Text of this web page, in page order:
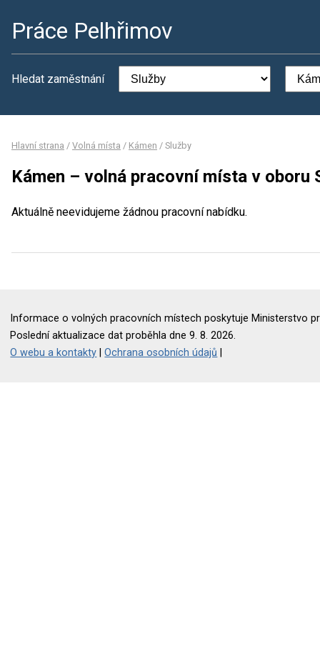
Práce Pelhřimov
Hledat zaměstnání
Hlavní strana / Volná místa / Kámen / Služby
Kámen – volná pracovní místa v oboru
Aktuálně neevidujeme žádnou pracovní nabídku.
Informace o volných pracovních místech poskytuje Ministerstvo
Poslední aktualizace dat proběhla dne 9. 8. 2026.
O webu a kontakty |Ochrana osobních údajů